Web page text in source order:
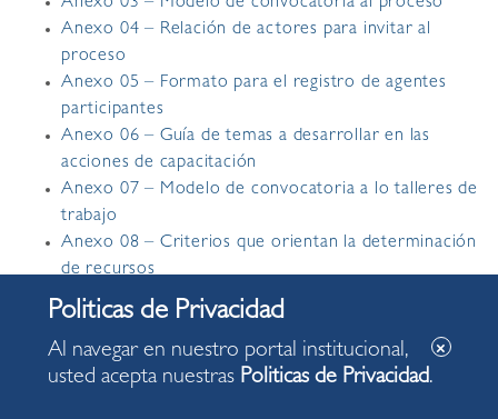
Anexo 03 – Modelo de convocatoria al proceso
Anexo 04 – Relación de actores para invitar al
proceso
Anexo 05 – Formato para el registro de agentes
participantes
Anexo 06 – Guía de temas a desarrollar en las
acciones de capacitación
Anexo 07 – Modelo de convocatoria a lo talleres de
trabajo
Anexo 08 – Criterios que orientan la determinación
de recursos
Anexo 09 – Guía de orientación para el ajuste del
plan de desarrollo concertado
Anexo 10 – Formato de información mínima por
proyecto de inversión
Al navegar en nuestro portal institucional,
usted acepta nuestras Politicas de Privacidad.